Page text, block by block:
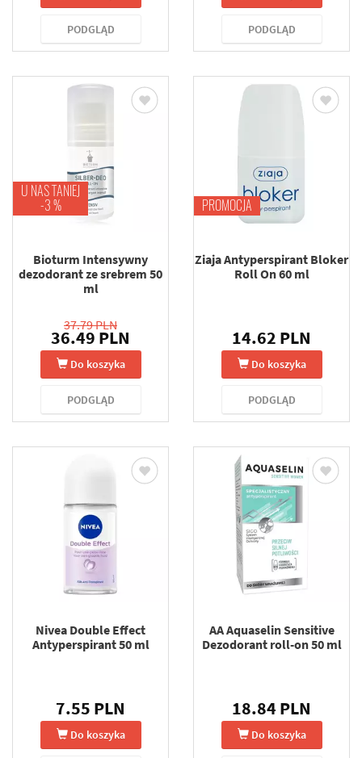
PODGLĄD PODGLĄD
U NAS TANIEJ
-3 %
Bioturm Intensywny
dezodorant ze srebrem 50
ml
37.79 PLN
36.49 PLN
Do koszyka
PODGLĄD
PROMOCJA
Ziaja Antyperspirant Bloker
Roll On 60 ml
14.62 PLN
Do koszyka
PODGLĄD
Nivea Double Effect
Antyperspirant 50 ml
7.55 PLN
Do koszyka
AA Aquaselin Sensitive
Dezodorant roll-on 50 ml
18.84 PLN
Do koszyka